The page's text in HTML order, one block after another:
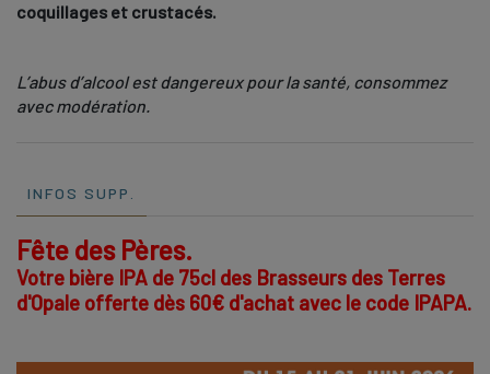
coquillages et crustacés.
L’abus d’alcool est dangereux pour la santé, consommez
avec modération.
INFOS SUPP.
Fête des Pères.
Votre bière IPA de 75cl des Brasseurs des Terres
d'Opale offerte dès 60€ d'achat avec le code IPAPA.